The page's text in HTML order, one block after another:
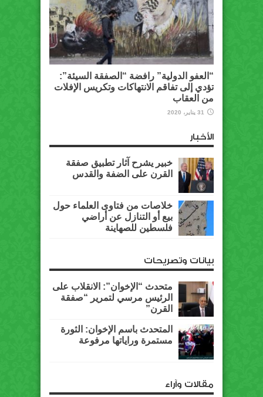
“العفو الدولية” رافضة “الصفقة السيئة”:
تؤدي إلى تفاقم الانتهاكات وتكريس الإفلات
من العقاب
31 يناير، 2020
الأخبار
خبير يشرح آثار تطبيق صفقة
القرن على الضفة والقدس
خلاصات من فتاوى العلماء حول
بيع أو التنازل عن أراضي
فلسطين للصهاينة
بيانات وتصريحات
متحدث “الإخوان”: الانقلاب على
الرئيس مرسي لتمرير “صفقة
القرن”
المتحدث باسم الإخوان: الثورة
مستمرة وراياتها مرفوعة
مقالات وآراء